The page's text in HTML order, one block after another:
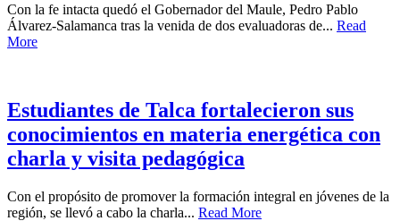
Con la fe intacta quedó el Gobernador del Maule, Pedro Pablo
Álvarez-Salamanca tras la venida de dos evaluadoras de... Read
More
Estudiantes de Talca fortalecieron sus
conocimientos en materia energética con
charla y visita pedagógica
Con el propósito de promover la formación integral en jóvenes de la
región, se llevó a cabo la charla... Read More